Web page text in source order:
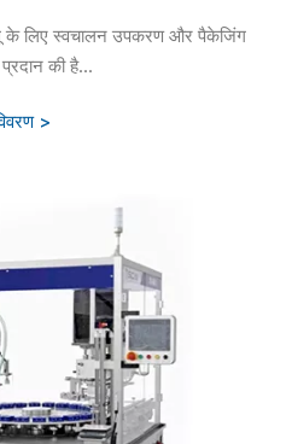
के लिए स्वचालन उपकरण और पैकेजिंग
की है...
>